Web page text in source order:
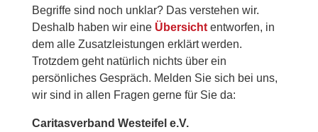
Begriffe sind noch unklar? Das verstehen wir.
Deshalb haben wir eine Übersichtentworfen, in
dem alle Zusatzleistungen erklärt werden.
Trotzdem geht natürlich nichts über ein
persönliches Gespräch. Melden Sie sich bei uns,
wir sind in allen Fragen gerne für Sie da:
Caritasverband Westeifel e.V.